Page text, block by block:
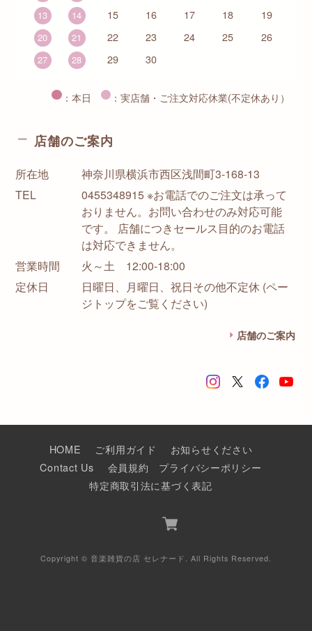
13 14 15 16 17 18 19
20 21 22 23 24 25 26
27 28 29 30
：本日 ：実店舗・ご注文対応休業(不定休あり）
店舗のご案内
所在地
神奈川県横浜市西区浅間町3-168-13
TEL
0455348915 ※お電話でのご注文は承って
おりません。お問い合わせのみ対応可能
です。 店舗につきセールス目的のお電話
は対応できません。
営業時間
火～土 12:00-18:00
定休日
日曜日、月曜日、祝日その他不定休 (ペー
ジトップをご覧ください)
店舗のご案内
HOME ご利用ガイド
お知らせください
Contact Us
会員規約
プライバシーポリシー
特定商取引法に基づく表記
Copyright © 音楽雑貨の店 セレナード. All Rights Reserved.